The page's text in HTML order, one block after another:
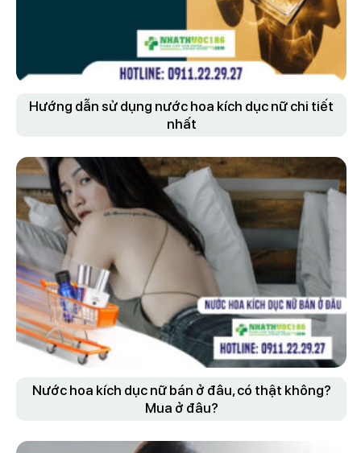
Hướng dẫn sử dụng nước hoa kích dục nữ chi tiết
nhất
Nước hoa kích dục nữ bán ở đâu, có thật không?
Mua ở đâu?